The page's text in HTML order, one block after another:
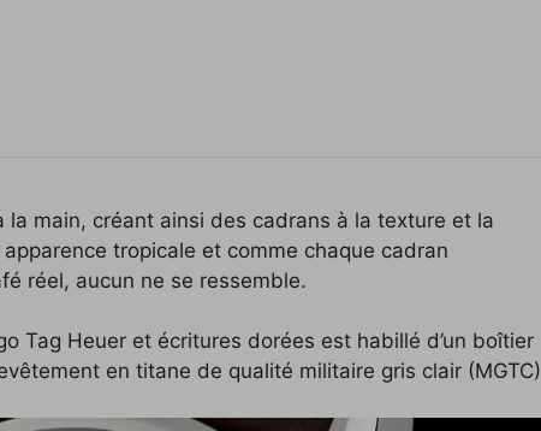
main, créant ainsi des cadrans à la texture et la
tropicale et comme chaque cadran
réel, aucun ne se ressemble.
Tag Heuer et écritures dorées est habillé d’un boîtier
en titane de qualité militaire gris clair (MGTC)